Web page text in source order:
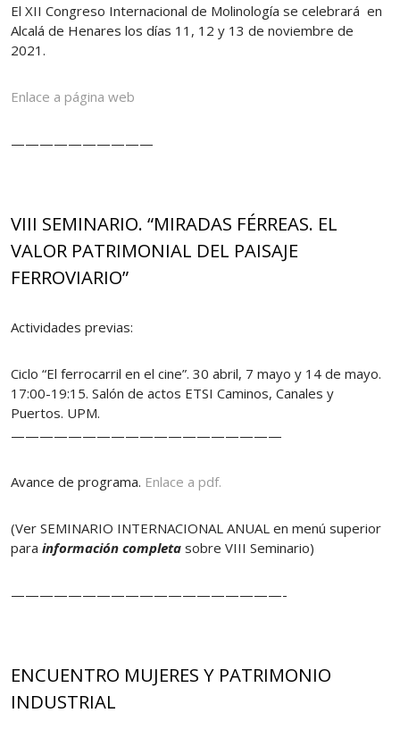
El XII Congreso Internacional de Molinología se celebrará en
Alcalá de Henares los días 11, 12 y 13 de noviembre de
2021.
Enlace a página web
——————————
VIII SEMINARIO. “MIRADAS FÉRREAS. EL
VALOR PATRIMONIAL DEL PAISAJE
FERROVIARIO”
Actividades previas:
Ciclo “El ferrocarril en el cine”. 30 abril, 7 mayo y 14 de mayo.
17:00-19:15. Salón de actos ETSI Caminos, Canales y
Puertos. UPM.
———————————————————
Avance de programa. Enlace a pdf.
(Ver SEMINARIO INTERNACIONAL ANUAL en menú superior
para información completa sobre VIII Seminario)
———————————————————-
ENCUENTRO MUJERES Y PATRIMONIO
INDUSTRIAL